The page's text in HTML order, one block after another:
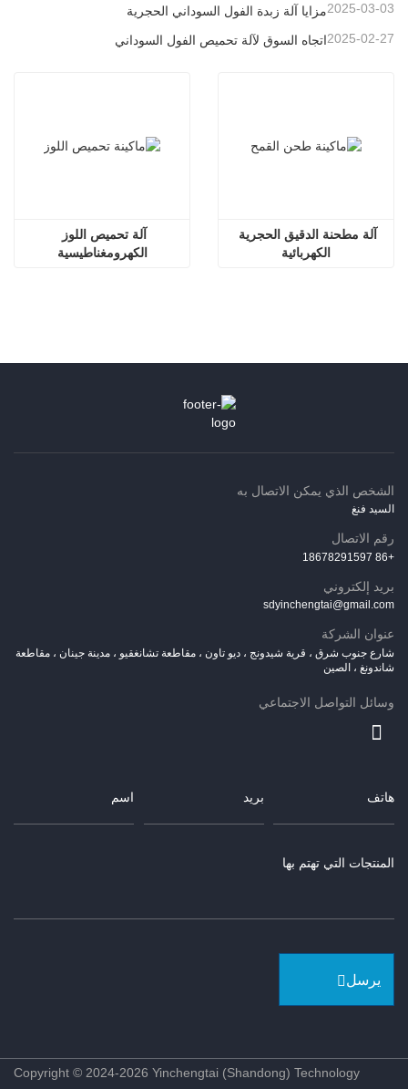
مزايا آلة زبدة الفول السوداني الحجرية2025-03-03
اتجاه السوق لآلة تحميص الفول السوداني2025-02-27
الكهرومغناطيسية
الكهربائية
الشخص الذي يمكن الاتصال به
السيد فنغ
رقم الاتصال
+86 18678291597
بريد إلكتروني
sdyinchengtai@gmail.com
عنوان الشركة
شارع جنوب شرق ، قرية شيدونج ، ديو تاون ، مقاطعة تشانغقيو ، مدينة جينان ، مقاطعة
شاندونغ ، الصين
وسائل التواصل الاجتماعي
يرسل
Copyright © 2024-2026 Yinchengtai (Shandong) Technology